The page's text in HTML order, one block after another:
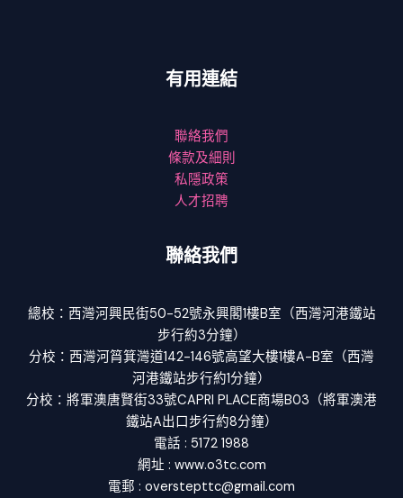
有用連結
聯絡我們
條款及細則
私隱政策
人才招聘
聯絡我們
總校：西灣河興民街50-52號永興閣1樓B室（西灣河港鐵站
步行約3分鐘）
分校：西灣河筲箕灣道142-146號高望大樓1樓A-B室（西灣
河港鐵站步行約1分鐘）
分校：將軍澳唐賢街33號CAPRI PLACE商場B03（將軍澳港
鐵站A出口步行約8分鐘）
電話 : 5172 1988
網址 : www.o3tc.com
電郵 : overstepttc@gmail.com